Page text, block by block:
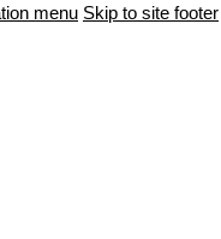
menu Skip to site footer